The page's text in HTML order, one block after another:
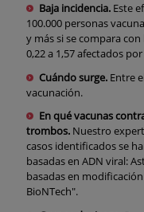
Baja incidencia. Este
100.000 personas
y más si se compara
0,22 a 1,57 afectados
Cuándo surge.Entre
vacunación.
En qué vacunas
trombos.Nuestro
casos identificados se
basadas en ADN viral:
basadas en
BioNTech".